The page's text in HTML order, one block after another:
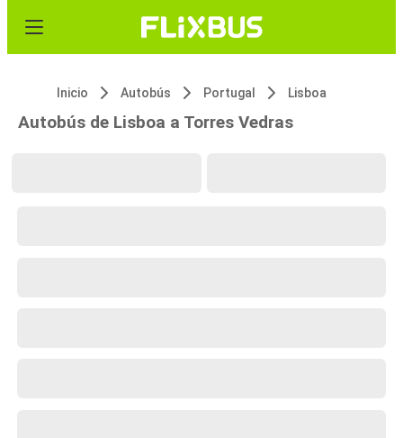
Inicio Autobús Portugal Lisboa
Autobús de Lisboa a Torres Vedras